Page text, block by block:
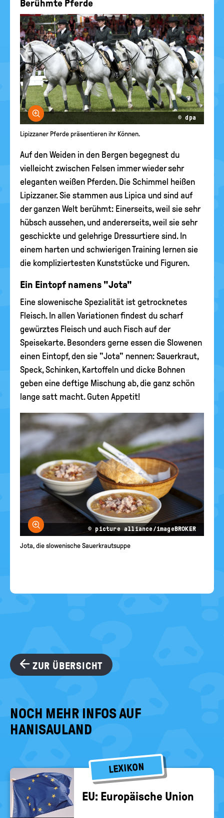
Berühmte Pferde
Bild vergrößern
© dpa
Lipizzaner Pferde präsentieren ihr Können.
Auf den Weiden in den Bergen begegnest du
vielleicht zwischen Felsen immer wieder sehr
eleganten weißen Pferden. Die Schimmel heißen
Lipizzaner. Sie stammen aus Lipica und sind auf
der ganzen Welt berühmt: Einerseits, weil sie sehr
hübsch aussehen, und andererseits, weil sie sehr
geschickte und gelehrige Dressurtiere sind. In
einem harten und schwierigen Training lernen sie
die kompliziertesten Kunststücke und Figuren.
Ein Eintopf namens "Jota"
Eine slowenische Spezialität ist getrocknetes
Fleisch. In allen Variationen findest du scharf
gewürztes Fleisch und auch Fisch auf der
Speisekarte. Besonders gerne essen die Slowenen
einen Eintopf, den sie "Jota" nennen: Sauerkraut,
Speck, Schinken, Kartoffeln und dicke Bohnen
geben eine deftige Mischung ab, die ganz schön
lange satt macht. Guten Appetit!
Bild vergrößern
© picture alliance/imageBROKER
Jota, die slowenische Sauerkrautsuppe
ZUR ÜBERSICHT
NOCH MEHR INFOS AUF
HANISAULAND
LEXIKON
EU: Eu­ro­päi­sche Union